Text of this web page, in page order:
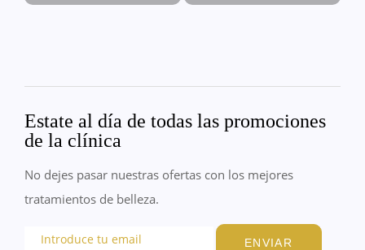
Estate al día de todas las promociones
de la clínica
No dejes pasar nuestras ofertas con los mejores
tratamientos de belleza.
ENVIAR